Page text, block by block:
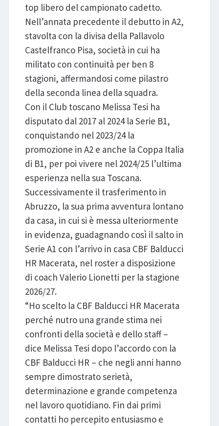
top libero del campionato cadetto.
Nell’annata precedente il debutto in A2,
stavolta con la divisa della Pallavolo
Castelfranco Pisa, società in cui ha
militato con continuità per ben 8
stagioni, affermandosi come pilastro
della seconda linea della squadra.
Con il Club toscano Melissa Tesi ha
disputato dal 2017 al 2024 la Serie B1,
conquistando nel 2023/24 la
promozione in A2 e anche la Coppa Italia
di B1, per poi vivere nel 2024/25 l’ultima
esperienza nella sua Toscana.
Successivamente il trasferimento in
Abruzzo, la sua prima avventura lontano
da casa, in cui si è messa ulteriormente
in evidenza, guadagnando così il salto in
Serie A1 con l’arrivo in casa CBF Balducci
HR Macerata, nel roster a disposizione
di coach Valerio Lionetti per la stagione
2026/27.
“Ho scelto la CBF Balducci HR Macerata
perché nutro una grande stima nei
confronti della società e dello staff –
dice Melissa Tesi dopo l’accordo con la
CBF Balducci HR – che negli anni hanno
sempre dimostrato serietà,
determinazione e grande competenza
nel lavoro quotidiano. Fin dai primi
contatti ho percepito entusiasmo e